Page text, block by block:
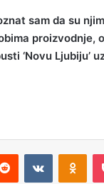
sam da su
proizvodnje,
‘Novu Ljubiju’